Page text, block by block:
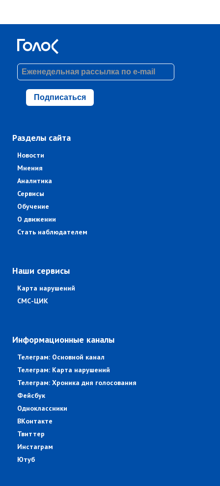
Подписаться
Разделы сайта
Новости
Мнения
Аналитика
Сервисы
Обучение
О движении
Стать наблюдателем
Наши сервисы
Карта нарушений
СМС-ЦИК
Информационные каналы
Телеграм: Основной канал
Телеграм: Карта нарушений
Телеграм: Хроника дня голосования
Фейсбук
Одноклассники
ВКонтакте
Твиттер
Инстаграм
Ютуб